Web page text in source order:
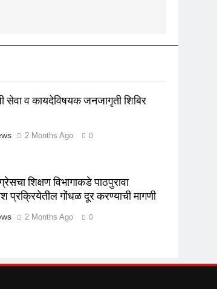
सेवा व कायदेविषयक जनजागृती शिबिर
2 Months Ago 0
शिक्षण विभागाकडे पाठपुरावा
प्रक्रियेतील गोंधळ दूर करण्याची मागणी
2 Months Ago 0